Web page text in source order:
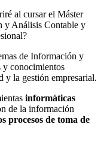
al cursar el Máster
y Análisis Contable y
de Información y
y conocimientos
y la gestión empresarial.
informáticas
de la información
procesos de toma de